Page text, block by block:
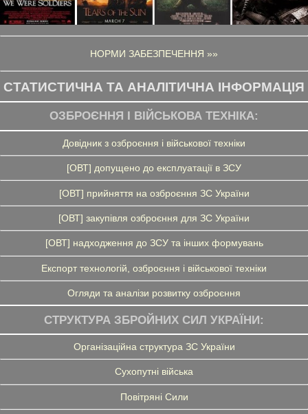
НОРМИ ЗАБЕЗПЕЧЕННЯ »»
СТАТИСТИЧНА ТА АНАЛІТИЧНА ІНФОРМАЦІЯ
ОЗБРОЄННЯ І ВІЙСЬКОВА ТЕХНІКА:
Довідник з озброєння і військової техніки
[ОВТ] допущено до експлуатації в ЗСУ
[ОВТ] прийняття на озброєння ЗС України
[ОВТ] закупівля озброєння для ЗС України
[ОВТ] надходження до ЗСУ та інших формувань
Експорт технологій, озброєння і військової техніки
Огляди та аналізи розвитку озброєння
СТРУКТУРА ЗБРОЙНИХ СИЛ УКРАЇНИ:
Організаційна структура ЗС України
Сухопутні війська
Повітряні Сили